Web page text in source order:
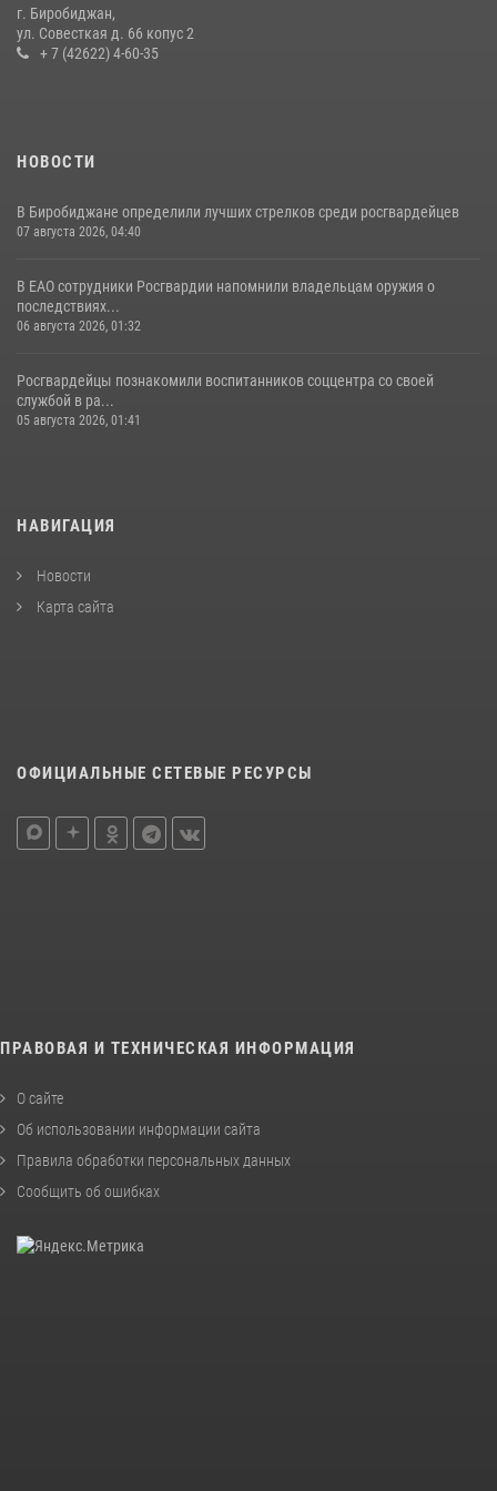
16 июля 2026, 02:01
г. Биробиджан,
ул. Совесткая д. 66 копус 2
+ 7 (42622) 4-60-35
НОВОСТИ
В Биробиджане определили лучших стрелков среди росгвардейцев
07 августа 2026, 04:40
В ЕАО сотрудники Росгвардии напомнили владельцам оружия о
последствиях...
06 августа 2026, 01:32
Росгвардейцы познакомили воспитанников соццентра со своей
службой в ра...
05 августа 2026, 01:41
НАВИГАЦИЯ
Новости
Карта сайта
ОФИЦИАЛЬНЫЕ СЕТЕВЫЕ РЕСУРСЫ
ПРАВОВАЯ И ТЕХНИЧЕСКАЯ ИНФОРМАЦИЯ
О сайте
Об использовании информации сайта
Правила обработки персональных данных
Сообщить об ошибках